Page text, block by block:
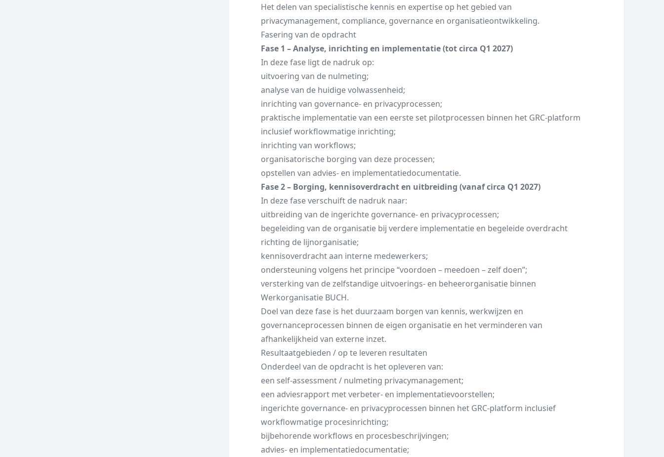
Het delen van specialistische kennis en expertise op het gebied van
privacymanagement, compliance, governance en organisatieontwikkeling.
Fasering van de opdracht
Fase 1 – Analyse, inrichting en implementatie (tot circa Q1 2027)
In deze fase ligt de nadruk op:
uitvoering van de nulmeting;
analyse van de huidige volwassenheid;
inrichting van governance- en privacyprocessen;
praktische implementatie van een eerste set pilotprocessen binnen het GRC-platform
inclusief workflowmatige inrichting;
inrichting van workflows;
organisatorische borging van deze processen;
opstellen van advies- en implementatiedocumentatie.
Fase 2 – Borging, kennisoverdracht en uitbreiding (vanaf circa Q1 2027)
In deze fase verschuift de nadruk naar:
uitbreiding van de ingerichte governance- en privacyprocessen;
begeleiding van de organisatie bij verdere implementatie en begeleide overdracht
richting de lijnorganisatie;
kennisoverdracht aan interne medewerkers;
ondersteuning volgens het principe “voordoen – meedoen – zelf doen”;
versterking van de zelfstandige uitvoerings- en beheerorganisatie binnen
Werkorganisatie BUCH.
Doel van deze fase is het duurzaam borgen van kennis, werkwijzen en
governanceprocessen binnen de eigen organisatie en het verminderen van
afhankelijkheid van externe inzet.
Resultaatgebieden / op te leveren resultaten
Onderdeel van de opdracht is het opleveren van:
een self-assessment / nulmeting privacymanagement;
een adviesrapport met verbeter- en implementatievoorstellen;
ingerichte governance- en privacyprocessen binnen het GRC-platform inclusief
workflowmatige procesinrichting;
bijbehorende workflows en procesbeschrijvingen;
advies- en implementatiedocumentatie;